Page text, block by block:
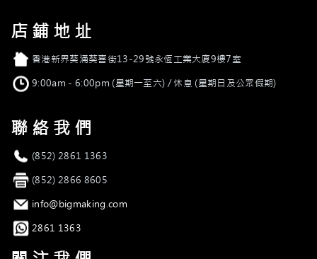
店鋪地址
店舖地址香港新界葵涌葵喜街13-29號永恆工業大廈9樓7室
營業時間9:00am - 6:00pm (星期一至六) / 休息 (星期日及公眾假期)
聯絡我們
電話 (852) 2861 1363
傳真 (852) 2866 8605
電郵 info@bigmaking.com
Whatsapp
2861 1363